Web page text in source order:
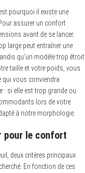
pourquoi il existe une
assurer un confort
avant de se lancer.
large peut entraîner une
qu’un modèle trop étroit
taille et votre poids, vous
qui vous conviendra
: si elle est trop grande ou
lors de votre
à notre morphologie.
pour le confort
deux critères principaux
En fonction de ces